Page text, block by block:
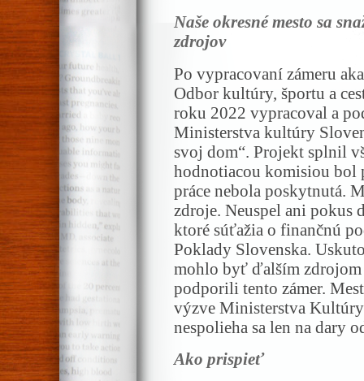
Naše okresné mesto sa
zdrojov
Po vypracovaní zámeru
Odbor kultúry, športu a
roku 2022 vypracoval a
Ministerstva kultúry
svoj dom“. Projekt splnil
hodnotiacou komisiou bol
práce nebola poskytnutá.
zdroje. Neuspel ani pokus
ktoré súťažia o finančnú
Poklady Slovenska.
mohlo byť ďalším
podporili tento zámer.
výzve Ministerstva
nespolieha sa len na dary
Ako prispieť